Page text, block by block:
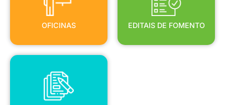
OFICINAS EDITAIS DE FOMENTO
PORTARIAS